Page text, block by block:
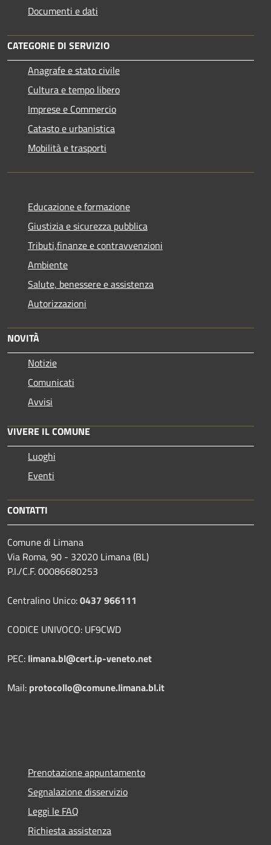
Documenti e dati
CATEGORIE DI SERVIZIO
Anagrafe e stato civile
Cultura e tempo libero
Imprese e Commercio
Catasto e urbanistica
Mobilità e trasporti
Educazione e formazione
Giustizia e sicurezza pubblica
Tributi,finanze e contravvenzioni
Ambiente
Salute, benessere e assistenza
Autorizzazioni
NOVITÀ
Notizie
Comunicati
Avvisi
VIVERE IL COMUNE
Luoghi
Eventi
CONTATTI
Comune di Limana
Via Roma, 90 - 32020 Limana (BL)
P.I./C.F. 00086680253
Centralino Unico:0437 966111
CODICE UNIVOCO: UF9CWD
PEC: limana.bl@cert.ip-veneto.net
Mail: protocollo@comune.limana.bl.it
Prenotazione appuntamento
Segnalazione disservizio
Leggi le FAQ
Richiesta assistenza